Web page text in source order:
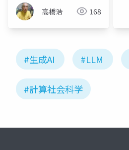
高橋浩 168
#生成AI #LLM
#計算社会科学